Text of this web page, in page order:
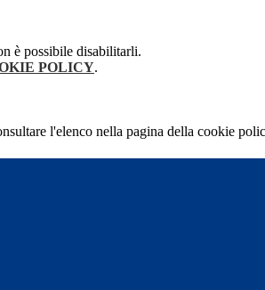
è possibile disabilitarli.
POLICY.
l'elenco nella pagina della cookie